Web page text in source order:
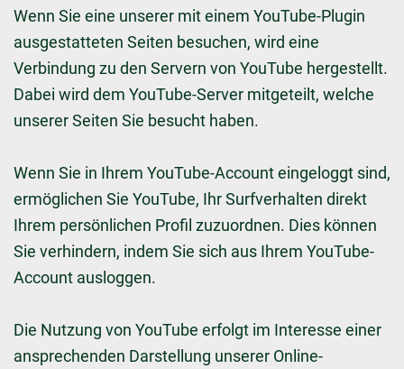
Wenn Sie eine unserer mit einem YouTube-Plugin
ausgestatteten Seiten besuchen, wird eine
Verbindung zu den Servern von YouTube hergestellt.
Dabei wird dem YouTube-Server mitgeteilt, welche
unserer Seiten Sie besucht haben.
Wenn Sie in Ihrem YouTube-Account eingeloggt sind,
ermöglichen Sie YouTube, Ihr Surfverhalten direkt
Ihrem persönlichen Profil zuzuordnen. Dies können
Sie verhindern, indem Sie sich aus Ihrem YouTube-
Account ausloggen.
Die Nutzung von YouTube erfolgt im Interesse einer
ansprechenden Darstellung unserer Online-